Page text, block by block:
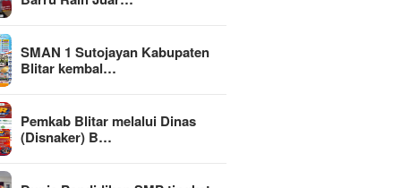
SMAN 1 Sutojayan Kabupaten
Blitar kembal…
Pemkab Blitar melalui Dinas
(Disnaker) B…